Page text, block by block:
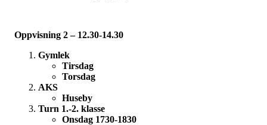
Oppvisning 2 – 12.30-14.30
Gymlek
Tirsdag
Torsdag
AKS
Huseby
Turn 1.-2. klasse
Onsdag 1730-1830